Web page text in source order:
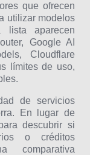
que ofrecen
utilizar modelos
aparecen
Google AI
Cloudflare
límites de uso,
de servicios
En lugar de
descubrir si
o créditos
comparativa